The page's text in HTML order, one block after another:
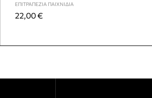
ΕΠΙΤΡΑΠΈΖΙΑ ΠΑΙΧΝΊΔΙΑ
22,00€